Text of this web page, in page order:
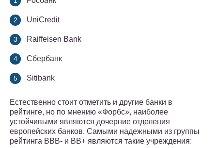
UniCredit
Raiffeisen Bank
Сбербанк
Sitibank
Естественно стоит отметить и другие банки в
рейтинге, но по мнению «Форбс», наиболее
устойчивыми являются дочерние отделения
европейских банков. Самыми надежными из группы
рейтинга BBB- и BB+ являются такие учреждения: